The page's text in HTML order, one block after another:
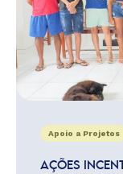
Apoio a Projetos
AÇÕES